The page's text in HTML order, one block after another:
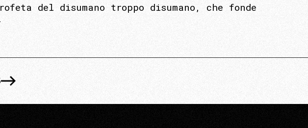
del disumano troppo disumano, che fonde